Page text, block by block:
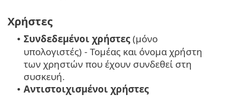
Χρήστες
• Συνδεδεμένοι χρήστες (μόνο
υπολογιστές) - Τομέας και όνομα χρήστη
των χρηστών που έχουν συνδεθεί στη
συσκευή.
• Αντιστοιχισμένοι χρήστες